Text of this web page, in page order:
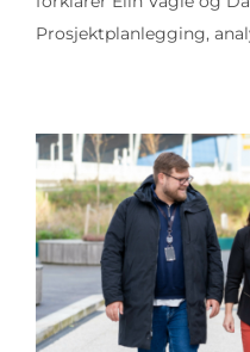
Prosjektplanlegging,